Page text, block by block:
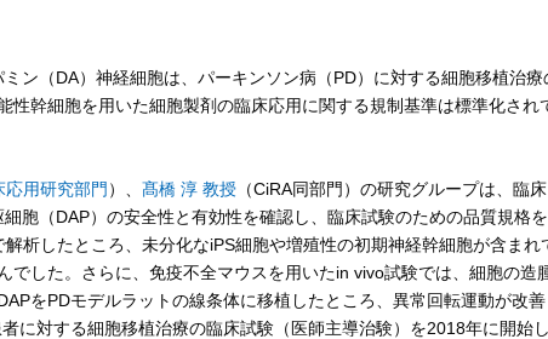
ン（DA）神経細胞は、パーキンソン病（PD）に対する細胞移植治療
性幹細胞を用いた細胞製剤の臨床応用に関する規制基準は標準化され
応用研究部門）、 髙橋 淳 教授（CiRA同部門）の研究グループは、臨床
胞（DAP）の安全性と有効性を確認し、臨床試験のための品質規格を
析したところ、未分化なiPS細胞や増殖性の初期神経幹細胞が含まれ
でした。さらに、免疫不全マウスを用いたin vivo試験では、細胞の造
をPDモデルラットの線条体に移植したところ、異常回転運動が改善
に対する細胞移植治療の臨床試験（医師主導治験）を2018年に開始し